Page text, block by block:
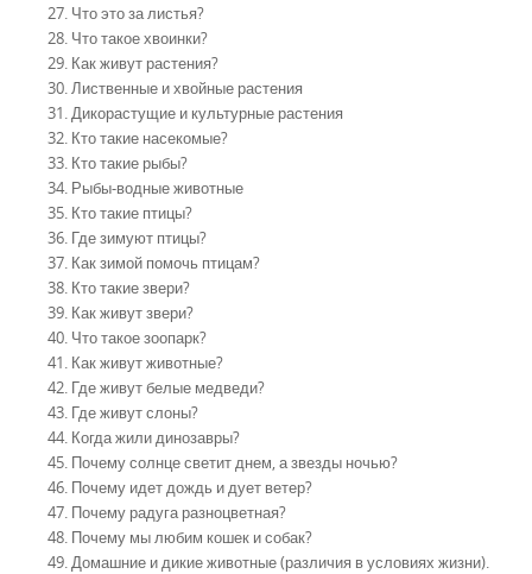
Что это за листья?
Что такое хвоинки?
Как живут растения?
Лиственные и хвойные растения
Дикорастущие и культурные растения
Кто такие насекомые?
Кто такие рыбы?
Рыбы-водные животные
Кто такие птицы?
Где зимуют птицы?
Как зимой помочь птицам?
Кто такие звери?
Как живут звери?
Что такое зоопарк?
Как живут животные?
Где живут белые медведи?
Где живут слоны?
Когда жили динозавры?
Почему солнце светит днем, а звезды ночью?
Почему идет дождь и дует ветер?
Почему радуга разноцветная?
Почему мы любим кошек и собак?
Домашние и дикие животные (различия в условиях жизни).